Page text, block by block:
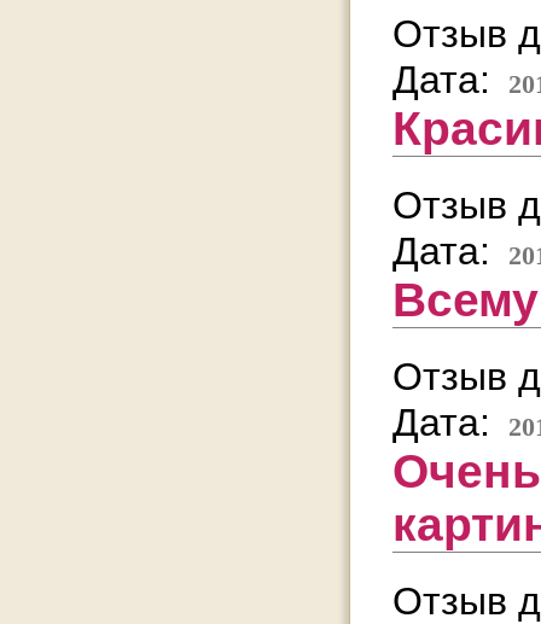
Отзыв
Дата:
Отзыв
Дата:
Отзыв
Дата:
Отзыв